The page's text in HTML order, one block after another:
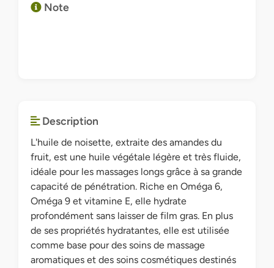
Note
Description
L'huile de noisette, extraite des amandes du
fruit, est une huile végétale légère et très fluide,
idéale pour les massages longs grâce à sa grande
capacité de pénétration. Riche en Oméga 6,
Oméga 9 et vitamine E, elle hydrate
profondément sans laisser de film gras. En plus
de ses propriétés hydratantes, elle est utilisée
comme base pour des soins de massage
aromatiques et des soins cosmétiques destinés